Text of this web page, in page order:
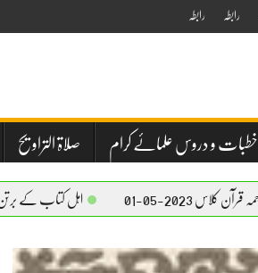
رابطہ رابطہ
خطبات و دروس علمائے کرام صلاۃ التراویح
اہل کتاب کے برتن استعمال کرنے کا